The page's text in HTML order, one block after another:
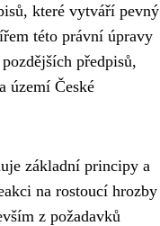
které vytváří pevný
této právní úpravy
předpisů,
území České
základní principy a
na rostoucí hrozby
z požadavků